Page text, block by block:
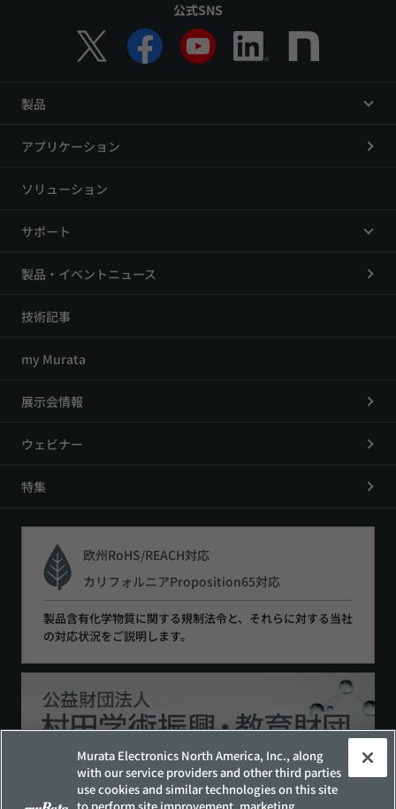
公式SNS
製品
アプリケーション
ソリューション
サポート
製品・イベントニュース
技術記事
my Murata
展示会情報
ウェビナー
特集
欧州RoHS/REACH対応
カリフォルニアProposition65対応
製品含有化学物質に関する規制法令と、それらに対する当社
の対応状況をご説明します。
Murata Electronics North America, Inc., along
with our service providers and other third parties
use cookies and similar technologies on this site